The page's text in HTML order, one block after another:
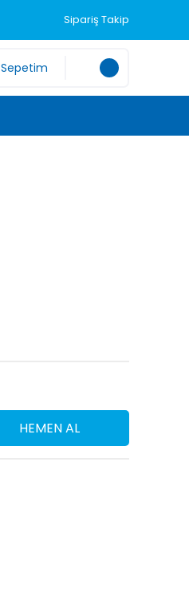
Sipariş Takip
Sepetim
HEMEN AL